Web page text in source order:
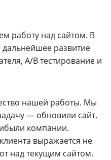
работу над сайтом. В
дальнейшее развитие
А/B тестирование и
нашей работы. Мы
— обновили сайт,
компании.
выражается не
над текущим сайтом.